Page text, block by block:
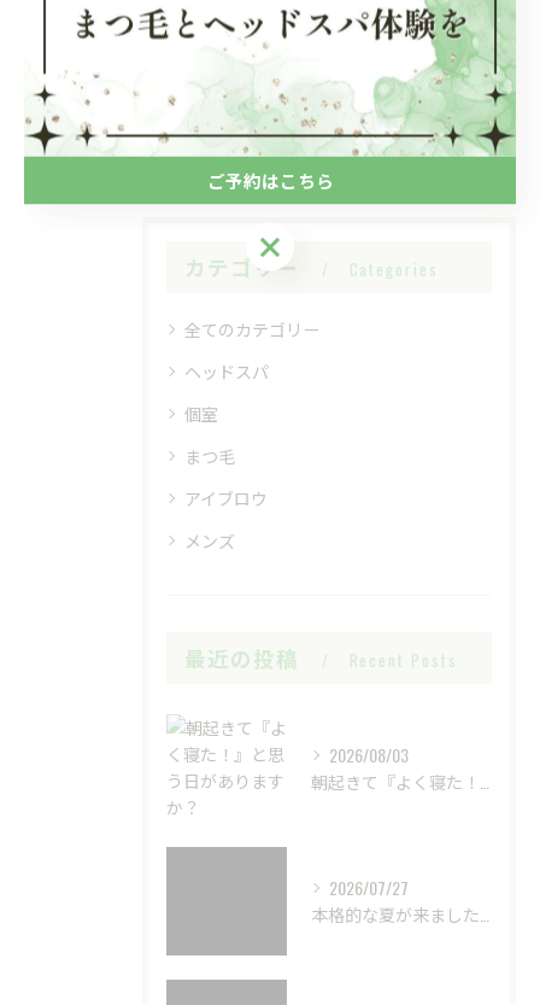
関連タグ
#ヘッドスパ #よもぎ蒸し
カテゴリー Categories
全てのカテゴリー
ヘッドスパ
個室
まつ毛
アイブロウ
メンズ
最近の投稿 Recent Posts
2026/08/03
2026/07/27
ご予約はこちら
ご予約はこちら